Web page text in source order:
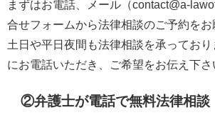
まずはお電話、メール（contact@a-
合せフォームから法律相談のご予約をお
土日や平日夜間も法律相談を承ってお
にお電話いただき、ご希望をお伝え下さ
②弁護士が電話で無料法律相談